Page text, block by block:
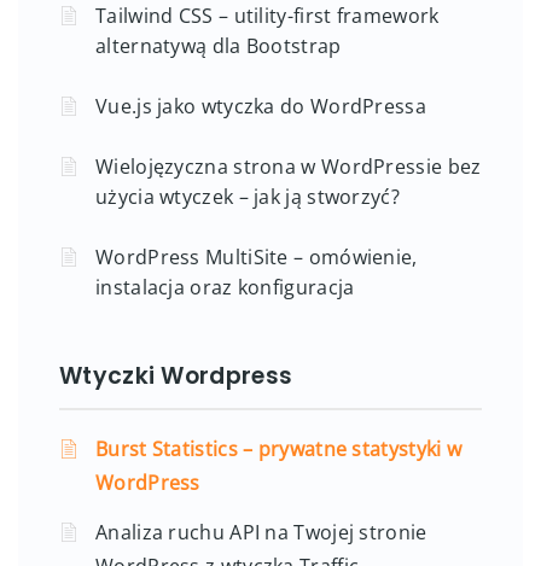
Tailwind CSS – utility-first framework
alternatywą dla Bootstrap
Vue.js jako wtyczka do WordPressa
Wielojęzyczna strona w WordPressie bez
użycia wtyczek – jak ją stworzyć?
WordPress MultiSite – omówienie,
instalacja oraz konfiguracja
Wtyczki Wordpress
Burst Statistics – prywatne statystyki w
WordPress
Analiza ruchu API na Twojej stronie